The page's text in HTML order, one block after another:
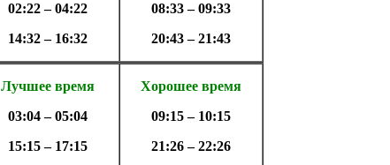
02:22 – 04:22
14:32 – 16:32
08:33 – 09:33
20:43 – 21:43
Лучшее время
03:04 – 05:04
15:15 – 17:15
Хорошее время
09:15 – 10:15
21:26 – 22:26